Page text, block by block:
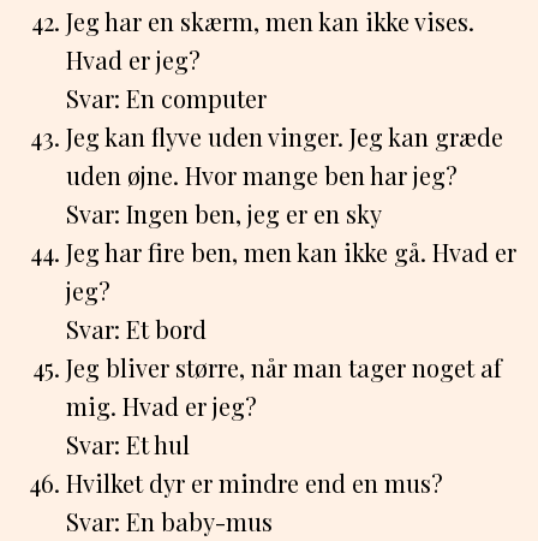
Jeg har en skærm, men kan ikke vises.
Hvad er jeg?
Svar: En computer
Jeg kan flyve uden vinger. Jeg kan græde
uden øjne. Hvor mange ben har jeg?
Svar: Ingen ben, jeg er en sky
Jeg har fire ben, men kan ikke gå. Hvad er
jeg?
Svar: Et bord
Jeg bliver større, når man tager noget af
mig. Hvad er jeg?
Svar: Et hul
Hvilket dyr er mindre end en mus?
Svar: En baby-mus